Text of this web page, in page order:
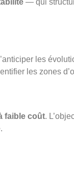
— qui
les
les zones
faible coût.